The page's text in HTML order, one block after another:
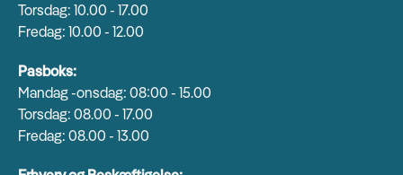
Torsdag: 10.00 - 17.00
Fredag: 10.00 - 12.00
Pasboks:
Mandag -onsdag: 08:00 - 15.00
Torsdag: 08.00 - 17.00
Fredag: 08.00 - 13.00